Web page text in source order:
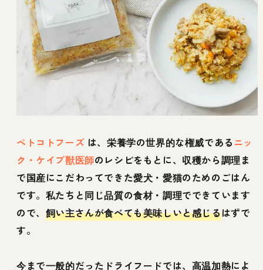
ペトコトフーズ は、栄養学の世界的な権威であるニッ
ク・ケイブ獣医師のレシピをもとに、収穫から調理ま
で国産にこだわってできた愛犬・愛猫のためのごはん
です。私たちと同じ品質の食材・調理でできています
ので、 飼い主さんが食べても美味しいと感じるはずで
す。
今まで一般的だったドライフードでは、高温加熱によ